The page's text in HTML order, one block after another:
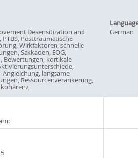
Language
Desensitization and
PTBS, Posttraumatische
Wirkfaktoren, schnelle
Sakkaden, EOG,
Bewertungen, kortikale
Angleichung, langsame
Ressourcenverankerung,
German